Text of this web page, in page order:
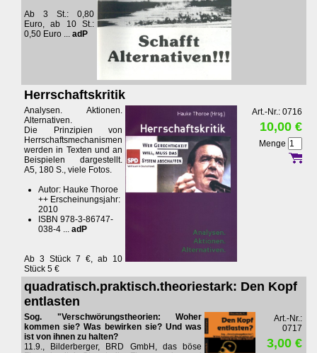
Ab 3 St.: 0,80
Euro, ab 10 St.:
0,50 Euro ... adP
Herrschaftskritik
Analysen. Aktionen.
Alternativen.
Die Prinzipien von
Herrschaftsmechanismen
werden in Texten und an
Beispielen dargestellt.
A5, 180 S., viele Fotos.
Autor: Hauke Thoroe
++ Erscheinungsjahr:
2010
ISBN 978-3-86747-
038-4 ... adP
Ab 3 Stück 7 €, ab 10
Stück 5 €
Art.-Nr.: 0716
10,00 €
Menge
quadratisch.praktisch.theoriestark: Den Kopf
entlasten
Sog. "Verschwörungstheorien: Woher
kommen sie? Was bewirken sie? Und was
ist von ihnen zu halten?
11.9., Bilderberger, BRD GmbH, das böse
Art.-Nr.:
0717
3,00 €